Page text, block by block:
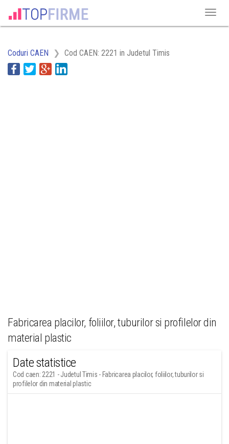
Coduri CAEN Cod CAEN: 2221 in Judetul Timis
Fabricarea placilor, foliilor, tuburilor si profilelor din
material plastic
Date statistice
Cod caen: 2221 - Judetul Timis - Fabricarea placilor, foliilor, tuburilor si
profilelor din material plastic